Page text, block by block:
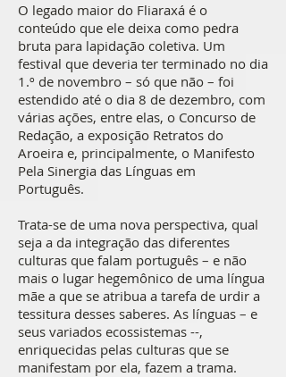
O legado maior do Fliaraxá é o
conteúdo que ele deixa como pedra
bruta para lapidação coletiva. Um
festival que deveria ter terminado no dia
1.º de novembro – só que não – foi
estendido até o dia 8 de dezembro, com
várias ações, entre elas, o Concurso de
Redação, a exposição Retratos do
Aroeira e, principalmente, o Manifesto
Pela Sinergia das Línguas em
Português.
Trata-se de uma nova perspectiva, qual
seja a da integração das diferentes
culturas que falam português – e não
mais o lugar hegemônico de uma língua
mãe a que se atribua a tarefa de urdir a
tessitura desses saberes. As línguas – e
seus variados ecossistemas --,
enriquecidas pelas culturas que se
manifestam por ela, fazem a trama.